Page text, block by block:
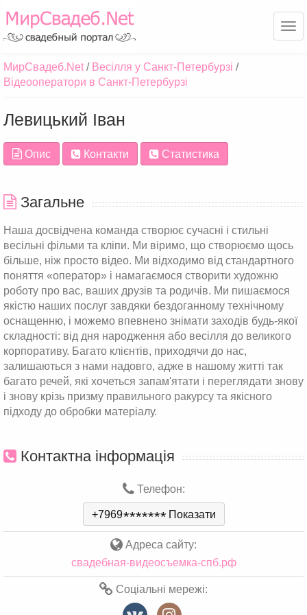
МирСвадеб.Net
Весілля у Санкт-Петербурзі
Відеооператори в Санкт-Петербурзі
Левицький Іван
Опис Контакти Статистика
Загальне
Наша досвідчена команда створює сучасні і стильні
весільні фільми та кліпи. Ми віримо, що створюємо щось
більше, ніж просто відео. Ми відходимо від стандартного
поняття «оператор» і намагаємося створити художню
роботу про вас, ваших друзів та родичів. Ми пишаємося
якістю наших послуг завдяки бездоганному технічному
оснащенню, і можемо впевнено знімати заходів будь-якої
складності: від дня народження або весілля до великого
корпоративу. Багато клієнтів, приходячи до нас,
залишаються з нами надовго, адже в нашому житті так
багато речей, які хочеться запам'ятати і переглядати знову
і знову крізь призму правильного ракурсу та якісного
підходу до обробки матеріалу.
Контактна інформація
Телефон:
+7969******* Показати
Адреса сайту:
свадебная-видеосъемка-спб.рф
Соціальні мережі: